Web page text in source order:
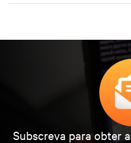
Subscreva para obter